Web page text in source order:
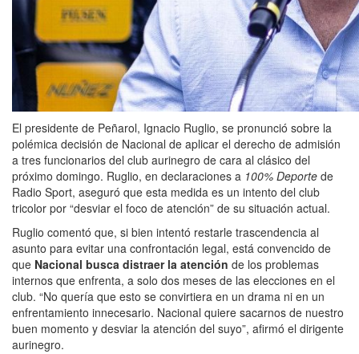
El presidente de Peñarol, Ignacio Ruglio, se pronunció sobre la
polémica decisión de Nacional de aplicar el derecho de admisión
a tres funcionarios del club aurinegro de cara al clásico del
próximo domingo. Ruglio, en declaraciones a 100% Deporte de
Radio Sport, aseguró que esta medida es un intento del club
tricolor por “desviar el foco de atención” de su situación actual.
Ruglio comentó que, si bien intentó restarle trascendencia al
asunto para evitar una confrontación legal, está convencido de
que Nacional busca distraer la atención de los problemas
internos que enfrenta, a solo dos meses de las elecciones en el
club. “No quería que esto se convirtiera en un drama ni en un
enfrentamiento innecesario. Nacional quiere sacarnos de nuestro
buen momento y desviar la atención del suyo”, afirmó el dirigente
aurinegro.